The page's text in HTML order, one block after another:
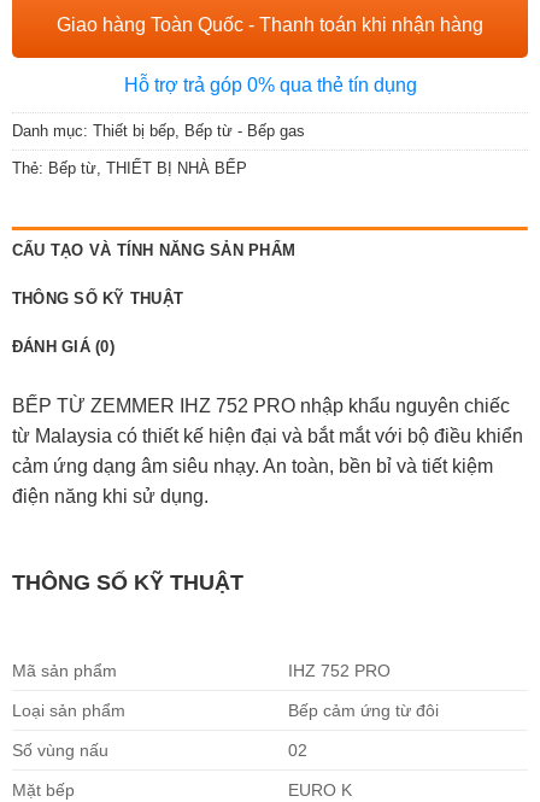
Giao hàng Toàn Quốc - Thanh toán khi nhận hàng
Hỗ trợ trả góp 0% qua thẻ tín dụng
Danh mục: Thiết bị bếp, Bếp từ - Bếp gas
Thẻ: Bếp từ, THIẾT BỊ NHÀ BẾP
CẤU TẠO VÀ TÍNH NĂNG SẢN PHẨM
THÔNG SỐ KỸ THUẬT
ĐÁNH GIÁ (0)
BẾP TỪ ZEMMER IHZ 752 PRO nhập khẩu nguyên chiếc
từ Malaysia có thiết kế hiện đại và bắt mắt với bộ điều khiển
cảm ứng dạng âm siêu nhạy. An toàn, bền bỉ và tiết kiệm
điện năng khi sử dụng.
THÔNG SỐ KỸ THUẬT
Mã sản phẩm IHZ 752 PRO
Loại sản phẩm Bếp cảm ứng từ đôi
Số vùng nấu 02
Mặt bếp EURO K